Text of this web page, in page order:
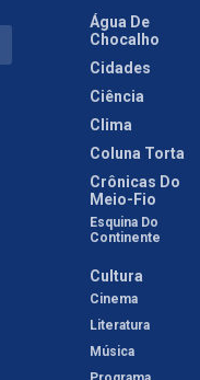
Água De
Chocalho
Cidades
Ciência
Clima
Coluna Torta
Crônicas Do
Meio-Fio
Esquina Do
Continente
Cultura
Cinema
Literatura
Música